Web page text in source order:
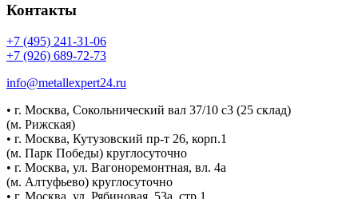
Контакты
+7 (495) 241-31-06
+7 (926) 689-72-73
info@metallexpert24.ru
• г. Москва, Сокольнический вал 37/10 с3 (25 склад)
(м. Рижская)
• г. Москва, Кутузовский пр-т 26, корп.1
(м. Парк Победы) круглосуточно
• г. Москва, ул. Вагоноремонтная, вл. 4а
(м. Алтуфьево) круглосуточно
• г. Москва, ул. Рябиновая, 53а, стр.1